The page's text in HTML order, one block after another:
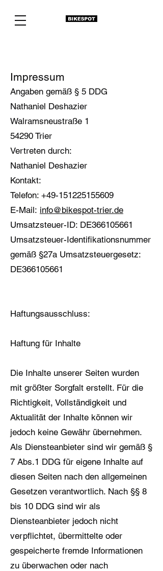
Impressum
Angaben gemäß § 5 DDG
Nathaniel Deshazier
Walramsneustraße 1
54290 Trier
Vertreten durch:
Nathaniel Deshazier
Kontakt:
Telefon: +49-151225155609
E-Mail: info@bikespot-trier.de
Umsatzsteuer-ID: DE366105661
Umsatzsteuer-Identifikationsnummer
gemäß §27a Umsatzsteuergesetz:
DE366105661
Haftungsausschluss:
Haftung für Inhalte
Die Inhalte unserer Seiten wurden
mit größter Sorgfalt erstellt. Für die
Richtigkeit, Vollständigkeit und
Aktualität der Inhalte können wir
jedoch keine Gewähr übernehmen.
Als Diensteanbieter sind wir gemäß §
7 Abs.1 DDG für eigene Inhalte auf
diesen Seiten nach den allgemeinen
Gesetzen verantwortlich. Nach §§ 8
bis 10 DDG sind wir als
Diensteanbieter jedoch nicht
verpflichtet, übermittelte oder
gespeicherte fremde Informationen
zu überwachen oder nach